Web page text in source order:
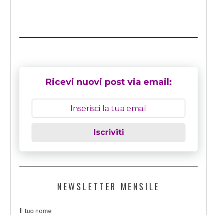
Ricevi nuovi post via email:
Iscriviti
NEWSLETTER MENSILE
Il tuo nome